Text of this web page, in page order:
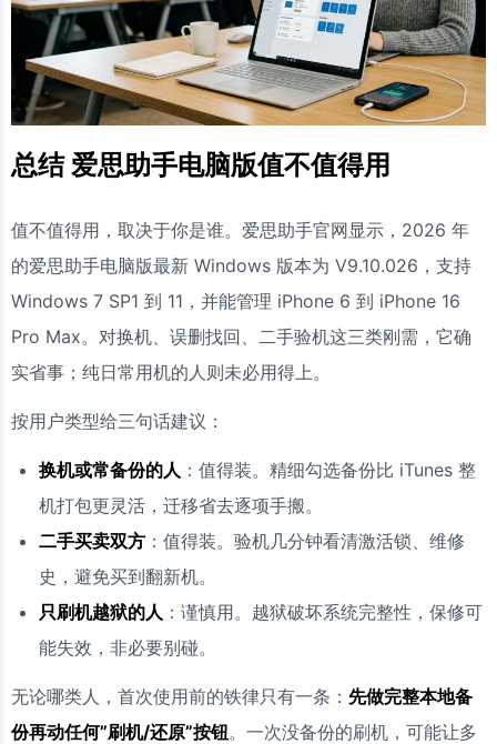
总结 爱思助手电脑版值不值得用
值不值得用，取决于你是谁。爱思助手官网显示，2026 年
的爱思助手电脑版最新 Windows 版本为 V9.10.026，支持
Windows 7 SP1 到 11，并能管理 iPhone 6 到 iPhone 16
Pro Max。对换机、误删找回、二手验机这三类刚需，它确
实省事；纯日常用机的人则未必用得上。
按用户类型给三句话建议：
换机或常备份的人 ：值得装。精细勾选备份比 iTunes 整
机打包更灵活，迁移省去逐项手搬。
二手买卖双方 ：值得装。验机几分钟看清激活锁、维修
史，避免买到翻新机。
只刷机越狱的人 ：谨慎用。越狱破坏系统完整性，保修可
能失效，非必要别碰。
无论哪类人，首次使用前的铁律只有一条： 先做完整本地备
份再动任何”刷机/还原”按钮。一次没备份的刷机，可能让多